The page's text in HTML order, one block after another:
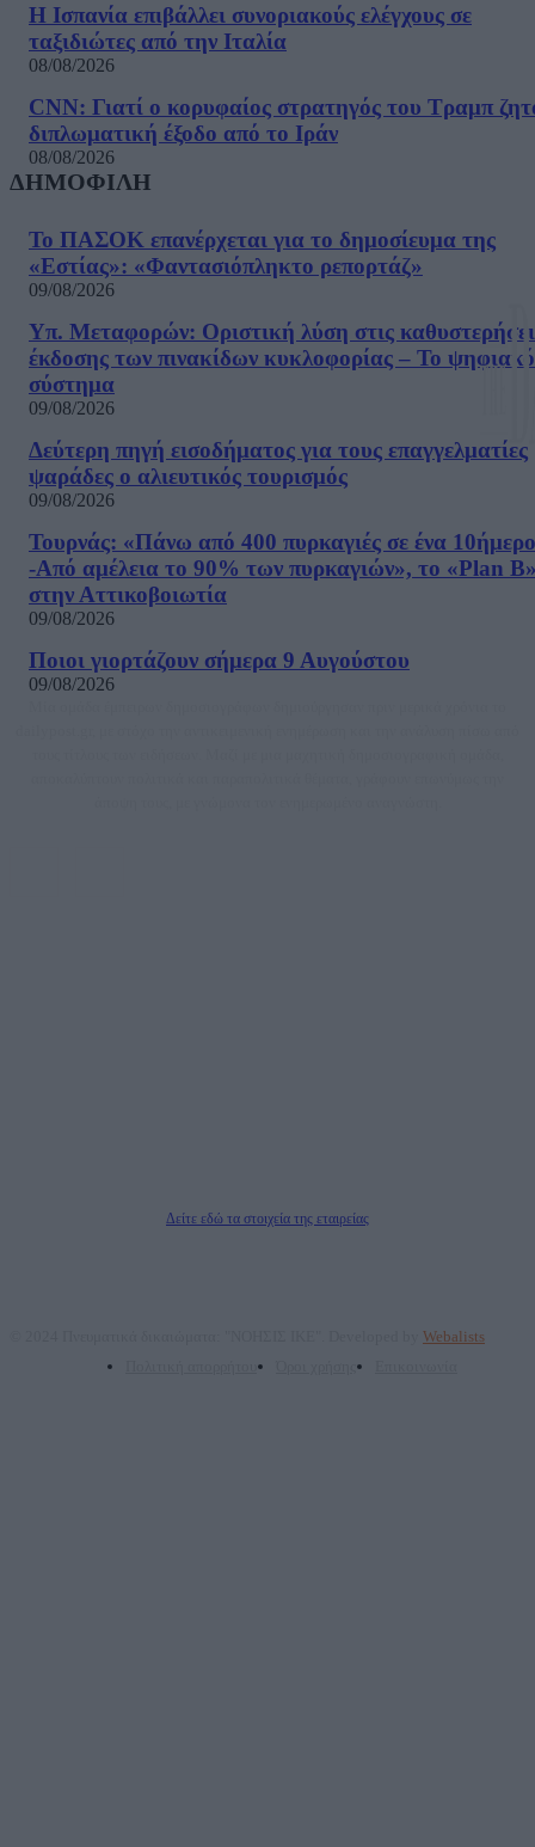
Η Ισπανία επιβάλλει συνοριακούς ελέγχους σε
ταξιδιώτες από την Ιταλία
08/08/2026
CNN: Γιατί ο κορυφαίος στρατηγός του Τραμπ
διπλωματική έξοδο από το Ιράν
08/08/2026
ΔΗΜΟΦΙΛΗ
Το ΠΑΣΟΚ επανέρχεται για το δημοσίευμα της
«Εστίας»: «Φαντασιόπληκτο ρεπορτάζ»
09/08/2026
Υπ. Μεταφορών: Οριστική λύση στις
έκδοσης των πινακίδων κυκλοφορίας – Το ψηφιακό
σύστημα
09/08/2026
Δεύτερη πηγή εισοδήματος για τους επαγγελματίες
ψαράδες ο αλιευτικός τουρισμός
09/08/2026
Τουρνάς: «Πάνω από 400 πυρκαγιές σε ένα 10ήμερο
-Από αμέλεια το 90% των πυρκαγιών», το «Plan
στην Αττικοβοιωτία
09/08/2026
Ποιοι γιορτάζουν σήμερα 9 Αυγούστου
09/08/2026
Δείτε εδώ τα στοιχεία της εταιρείας
Webalists